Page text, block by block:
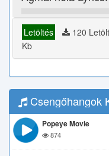
Letöltés 120
Kb
Csengőhangok
Popeye Movie
874